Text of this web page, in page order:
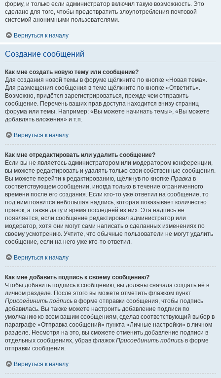
форму, и только если администратор включил такую возможность. Это
сделано для того, чтобы предотвратить злоупотребления почтовой
системой анонимными пользователями.
Вернуться к началу
Создание сообщений
Как мне создать новую тему или сообщение?
Для создания новой темы в форуме щёлкните по кнопке «Новая тема».
Для размещения сообщения в теме щёлкните по кнопке «Ответить».
Возможно, придётся зарегистрироваться, прежде чем отправить
сообщение. Перечень ваших прав доступа находится внизу страниц
форума или темы. Например: «Вы можете начинать темы», «Вы можете
добавлять вложения» и т.п.
Вернуться к началу
Как мне отредактировать или удалить сообщение?
Если вы не являетесь администратором или модератором конференции,
вы можете редактировать и удалять только свои собственные сообщения.
Вы можете перейти к редактированию, щёлкнув по кнопке Правка в
соответствующем сообщении, иногда только в течение ограниченного
времени после его создания. Если кто-то уже ответил на сообщение, то
под ним появится небольшая надпись, которая показывает количество
правок, а также дату и время последней из них. Эта надпись не
появляется, если сообщение редактировал администратор или
модератор, хотя они могут сами написать о сделанных изменениях по
своему усмотрению. Учтите, что обычные пользователи не могут удалить
сообщение, если на него уже кто-то ответил.
Вернуться к началу
Как мне добавить подпись к своему сообщению?
Чтобы добавить подпись к сообщению, вы должны сначала создать её в
личном разделе. После этого вы можете отметить флажком пункт
Присоединить подпись в форме отправки сообщения, чтобы подпись
добавилась. Вы также можете настроить добавление подписи по
умолчанию ко всем вашим сообщениям, сделав соответствующий выбор в
параграфе «Отправка сообщений» пункта «Личные настройки» в личном
разделе. Несмотря на это, вы сможете отменить добавление подписи в
отдельных сообщениях, убрав флажок Присоединить подпись в форме
отправки сообщения.
Вернуться к началу